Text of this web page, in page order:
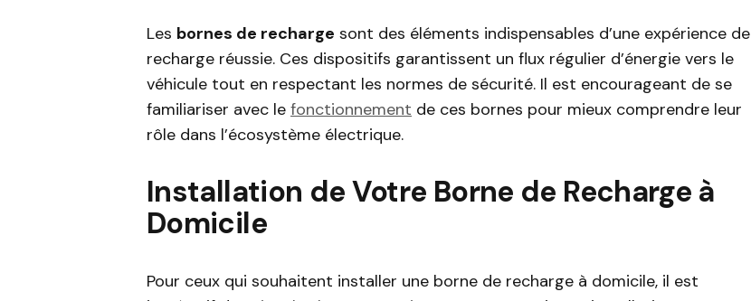
Les bornes de recharge sont des éléments indispensables d’une expérience de
recharge réussie. Ces dispositifs garantissent un flux régulier d’énergie vers le
véhicule tout en respectant les normes de sécurité. Il est encourageant de se
familiariser avec le fonctionnement de ces bornes pour mieux comprendre leur
rôle dans l’écosystème électrique.
Installation de Votre Borne de Recharge à
Domicile
Pour ceux qui souhaitent installer une borne de recharge à domicile, il est